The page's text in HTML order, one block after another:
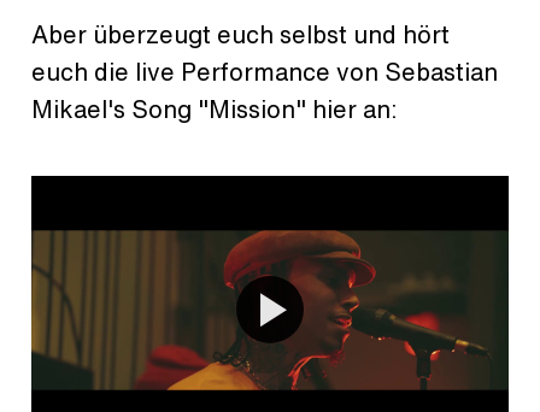
Aber überzeugt euch selbst und hört
euch die live Performance von Sebastian
Mikael's Song "Mission" hier an: